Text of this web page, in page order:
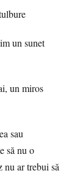
un sunet
un miros
sau
să nu o
nu ar trebui să